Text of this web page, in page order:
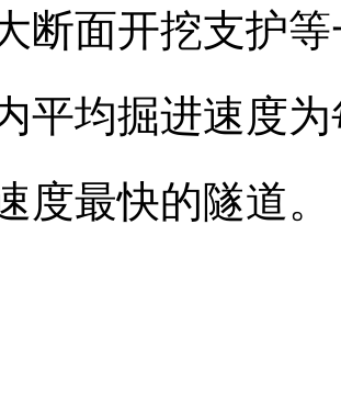
断面开挖支护
平均掘进速度
度最快的隧道。